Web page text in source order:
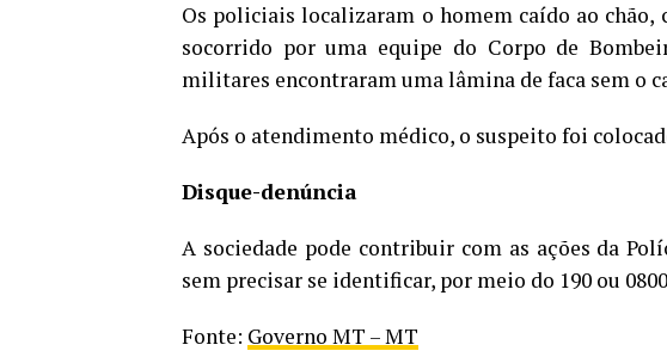
Os policiais localizaram o homem caído ao
socorrido por uma equipe do Corpo de
militares encontraram uma lâmina de faca sem o
Após o atendimento médico, o suspeito foi
Disque-denúncia
A sociedade pode contribuir com as ações da
sem precisar se identificar, por meio do 190 ou
Fonte: Governo MT – MT